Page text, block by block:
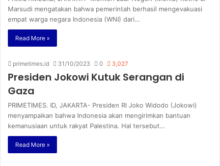
Marsudi mengatakan bahwa pemerintah berhasil mengevakuasi
empat warga negara Indonesia (WNI) dari…
Read More »
primetimes.id 31/10/2023 0 3,027
Presiden Jokowi Kutuk Serangan di
Gaza
PRIMETIMES. ID, JAKARTA- Presiden RI Joko Widodo (Jokowi)
menyampaikan bahwa Indonesia akan mengirimkan bantuan
kemanusiaan untuk rakyat Palestina. Hal tersebut…
Read More »